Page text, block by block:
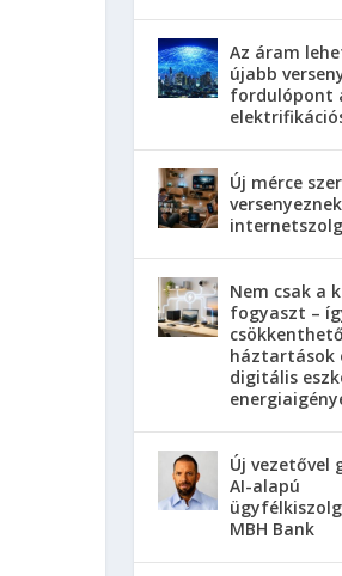
Az áram
újabb
fordulópont
Új mérce
Nem csak a
fogyaszt –
háztartások
digitális
Új vezetővel
AI-alapú
MBH Bank